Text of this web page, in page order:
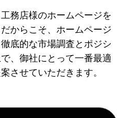
務店様のホームページを
からこそ、ホームページ
底的な市場調査とポジシ
、御社にとって一番最適
させていただきます。